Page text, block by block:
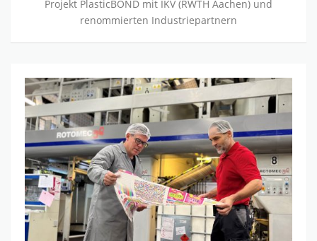
Projekt PlasticBOND mit IKV (RWTH Aachen) und
renommierten Industriepartnern
Umweltanforderungen
erfüllen
Gascogne
zeigt,
wie
es
geht